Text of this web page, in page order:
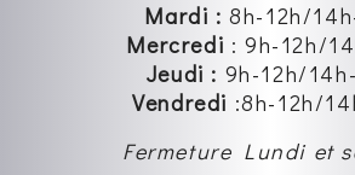
Mardi : 8h-12h/
Mercredi :9h-12h/
Jeudi : 9h-12h/
Vendredi :8h-12h/
Fermeture Lundi et